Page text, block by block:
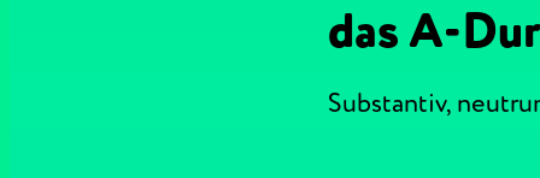
das A-Dur
Substantiv,